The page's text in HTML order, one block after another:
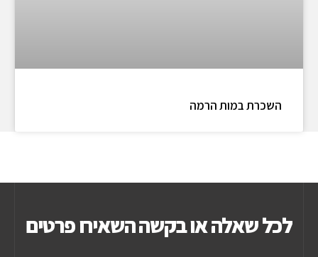
השכרת במות הרמה
לכל שאלה או בקשה השאירו פרטים